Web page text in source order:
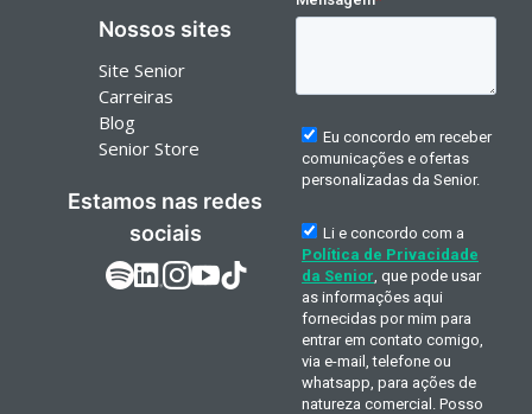
Nossos sites
Site Senior
Carreiras
Blog
Senior Store
Estamos nas redes
sociais